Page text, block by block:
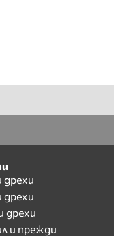
дрехи
дрехи
и прежди